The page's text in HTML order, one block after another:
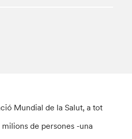
Mundial de la Salut, a tot
de persones -una